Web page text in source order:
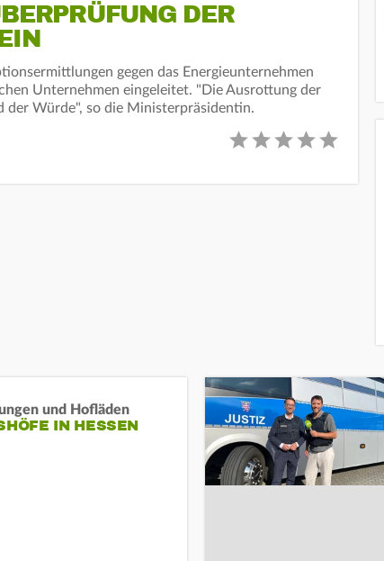
DER
gegen das Energieunternehmen
Unternehmen eingeleitet. "Die Ausrottung der
der Würde", so die Ministerpräsidentin.
und Hofläden
IN HESSEN